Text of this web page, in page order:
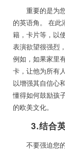
重要的是为您
的英语角。 在此
籍，卡片等，以
表演欲望很强烈
例如，如果家里
卡，让他为所有
以增强其自信心
懂得如何鼓励孩
的欧美文化。
3.结合英
不要强迫您的